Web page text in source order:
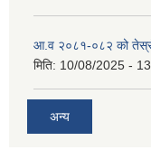
आ.व २०८१-०८२ को तेस्रो
मिति: 10/08/2025 -
अन्य